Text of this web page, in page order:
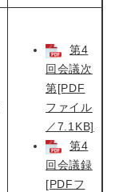
第4
回会議次
第[PDF
ファイル
／7.1KB]
第4
回会議録
[PDFフ